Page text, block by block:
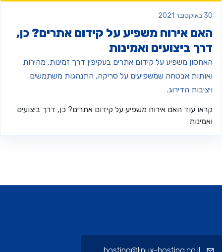
אירוח משפיע על קידום אתרים? כן,
ביצועים ואמינות
משפיע על קידום אתרים בעקיפין דרך זמינות, מהירות
אבטחה שמשפיעים על סריקה, התנהגות משתמשים
הדירוג.
עוד האם אירוח משפיע על קידום אתרים? כן, דרך ביצועים